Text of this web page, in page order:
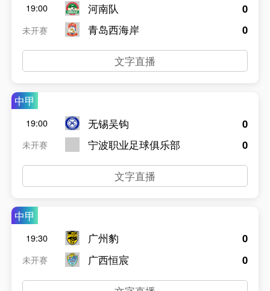
19:00
未开赛
河南队
青岛西海岸
0
0
文字直播
中甲
19:00
未开赛
无锡吴钩
宁波职业足球俱乐部
0
0
文字直播
中甲
19:30
未开赛
广州豹
广西恒宸
0
0